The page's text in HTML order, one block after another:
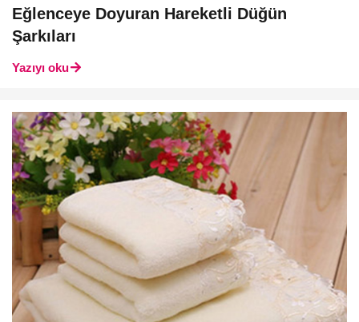
Eğlenceye Doyuran Hareketli Düğün
Şarkıları
Yazıyı oku